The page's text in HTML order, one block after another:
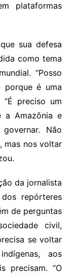
plataformas
sua defesa
como tema
“Posso
porque é uma
“É preciso um
a Amazônia e
Não
mas nos voltar
da jornalista
repórteres
de perguntas
civil,
se voltar
aos
precisam. “O